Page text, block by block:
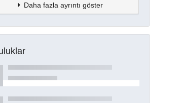
Daha fazla ayrıntı göster